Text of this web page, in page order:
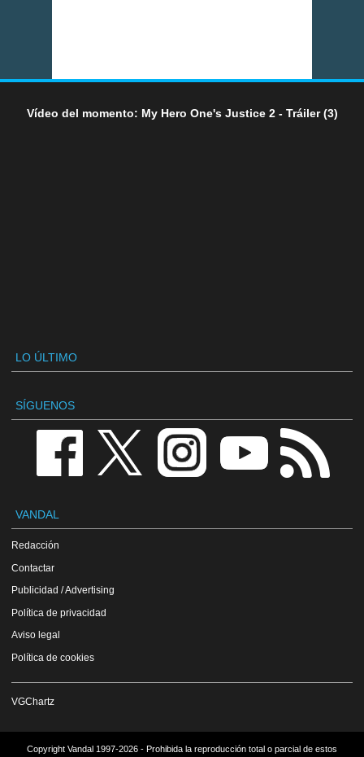
Vídeo del momento: My Hero One's Justice 2 - Tráiler (3)
LO ÚLTIMO
SÍGUENOS
VANDAL
Redacción
Contactar
Publicidad / Advertising
Política de privacidad
Aviso legal
Política de cookies
VGChartz
Copyright Vandal 1997-2026 - Prohibida la reproducción total o parcial de estos